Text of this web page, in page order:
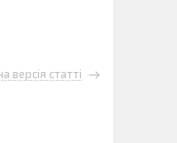
версія статті